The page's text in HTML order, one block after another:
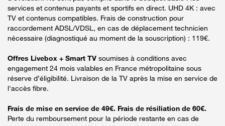
services et contenus payants et sportifs en direct. UHD 4K : avec
TV et contenus compatibles. Frais de construction pour
raccordement ADSL/VDSL, en cas de déplacement technicien
nécessaire (diagnostiqué au moment de la souscription) : 119€.
Offres Livebox + Smart TV soumises à conditions avec
engagement 24 mois valables en France métropolitaine sous
réserve d’éligibilité. Livraison de la TV après la mise en service de
l'accès fibre.
Frais de mise en service de 49€. Frais de résiliation de 60€.
Perte du remboursement pour la période restante en cas de